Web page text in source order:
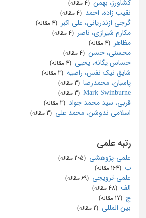
کشاورز، بهمن
نقیب زاده، احمد
گرجی ازندریانی، علی اکبر
مکارم شیرازی، ناصر
مظاهر
محسنی، حسن
حساس یگانه، یحیی
شایق نیک نفس، راضیه
پاسبان، محمدرضا
Mark Swinburne
قربی، سید محمد جواد
اسلامی ندوشن، محمد علی
رتبه علمی
علمی-پژوهشی
ب
علمی-ترویجی
الف
ج
بین المللی